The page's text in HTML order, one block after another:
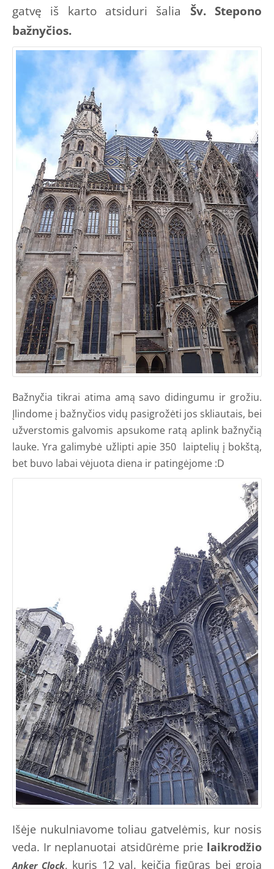
gatvę iš karto atsiduri šalia Šv. Stepono
bažnyčios.
Bažnyčia tikrai atima amą savo didingumu ir grožiu.
Įlindome į bažnyčios vidų pasigrožėti jos skliautais, bei
užverstomis galvomis apsukome ratą aplink bažnyčią
lauke. Yra galimybė užlipti apie 350 laiptelių į bokštą,
bet buvo labai vėjuota diena ir patingėjome :D
Išėje nukulniavome toliau gatvelėmis, kur nosis
veda. Ir neplanuotai atsidūrėme prie laikrodžio
Anker Clock, kuris 12 val. keičia figūras bei groja